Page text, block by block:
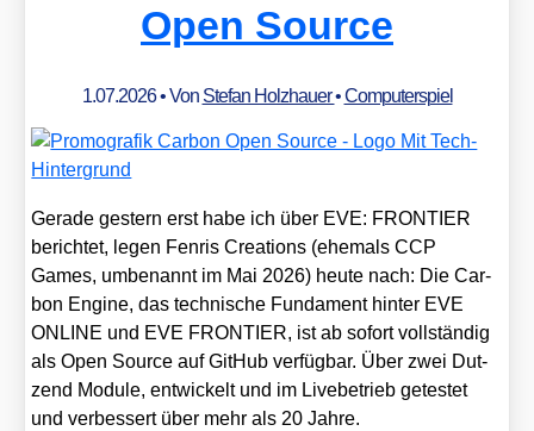
Open Source
1.07.2026• Von Stefan Holzhauer•Computerspiel
Gera­de ges­tern erst habe ich über EVE: FRONTIER
berich­tet, legen Fen­ris Crea­ti­ons (ehe­mals CCP
Games, umbe­nannt im Mai 2026) heu­te nach: Die Car­
bon Engi­ne, das tech­ni­sche Fun­da­ment hin­ter EVE
ONLINE und EVE FRONTIER, ist ab sofort voll­stän­dig
als Open Source auf Git­Hub ver­füg­bar. Über zwei Dut­
zend Modu­le, ent­wi­ckelt und im Live­be­trieb getes­tet
und ver­bes­sert über mehr als 20 Jah­re.